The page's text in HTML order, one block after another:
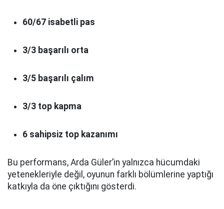
60/67 isabetli pas
3/3 başarılı orta
3/5 başarılı çalım
3/3 top kapma
6 sahipsiz top kazanımı
Bu performans, Arda Güler’in yalnızca hücumdaki
yetenekleriyle değil, oyunun farklı bölümlerine yaptığı
katkıyla da öne çıktığını gösterdi.